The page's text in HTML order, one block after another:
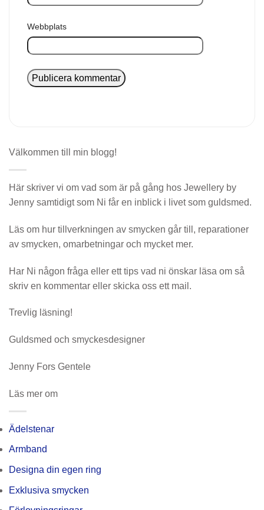
Webbplats
Välkommen till min blogg!
Här skriver vi om vad som är på gång hos Jewellery by
Jenny samtidigt som Ni får en inblick i livet som guldsmed.
Läs om hur tillverkningen av smycken går till, reparationer
av smycken, omarbetningar och mycket mer.
Har Ni någon fråga eller ett tips vad ni önskar läsa om så
skriv en kommentar eller skicka oss ett mail.
Trevlig läsning!
Guldsmed och smyckesdesigner
Jenny Fors Gentele
Läs mer om
Ädelstenar
Armband
Designa din egen ring
Exklusiva smycken